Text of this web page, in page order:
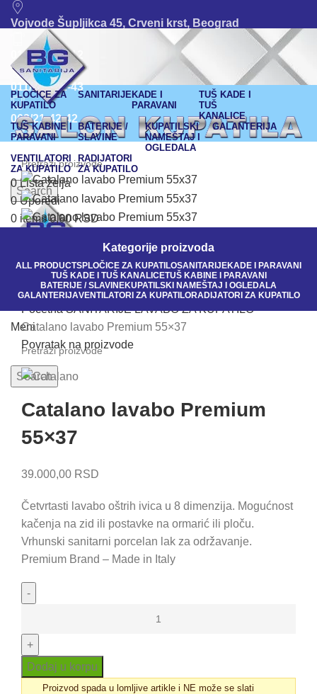
Vojvode Šupljikca 45, Crveni krst, Beograd
011/380-80-12
011/245-42-43
063/21-42-42
011 245-42-43
063/21-42-42
Search
PLOČICE ZA
KUPATILO
SANITARIJEKADE I
PARAVANI
TUŠ KADE I
TUŠ
KANALICE
TUŠ KABINE I
PARAVANI
BATERIJE /
SLAVINE
KUPATILSKI
NAMEŠTAJ I
OGLEDALA
GALANTERIJA
VENTILATORI
ZA KUPATILO
RADIJATORI
ZA KUPATILO
0Lista želja
0 Uporedi
0 items 0,00RSD
Kategorije proizvoda
ALL PRODUCTSPLOČICE ZA KUPATILOSANITARIJEKADE I PARAVANI
TUŠ KADE I TUŠ KANALICETUŠ KABINE I PARAVANI
BATERIJE / SLAVINEKUPATILSKI NAMEŠTAJ I OGLEDALA
GALANTERIJAVENTILATORI ZA KUPATILORADIJATORI ZA KUPATILO
Meni
Search
PočetnaSANITARIJELAVABO ZA KUPATILO
Catalano lavabo Premium 55×37
Povratak na proizvode
Catalano lavabo Premium
55×37
39.000,00 RSD
Četvrtasti lavabo oštrih ivica u 8 dimenzija. Mogućnost
kačenja na zid ili postavke na ormarić ili ploču.
Vrhunski sanitarni porcelan lak za održavanje.
Premium Brand – Made in Italy
Premium
55x37
količina
Dodaj u korpu
Proizvod spada u lomljive artikle i NE može se slati